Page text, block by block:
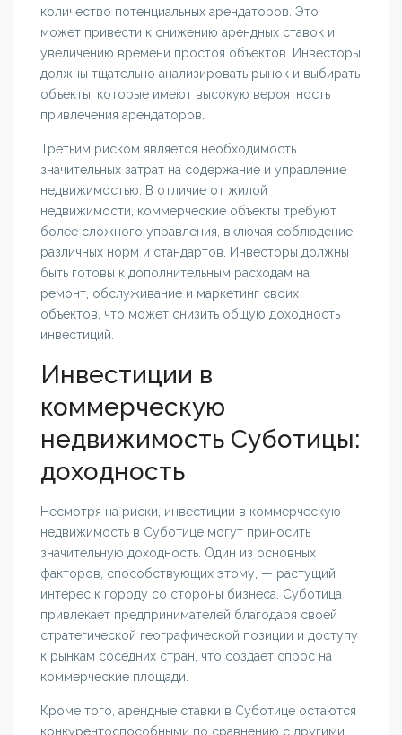
количество потенциальных арендаторов. Это
может привести к снижению арендных ставок и
увеличению времени простоя объектов. Инвесторы
должны тщательно анализировать рынок и выбирать
объекты, которые имеют высокую вероятность
привлечения арендаторов.
Третьим риском является необходимость
значительных затрат на содержание и управление
недвижимостью. В отличие от жилой
недвижимости, коммерческие объекты требуют
более сложного управления, включая соблюдение
различных норм и стандартов. Инвесторы должны
быть готовы к дополнительным расходам на
ремонт, обслуживание и маркетинг своих
объектов, что может снизить общую доходность
инвестиций.
Инвестиции в
коммерческую
недвижимость Суботицы:
доходность
Несмотря на риски, инвестиции в коммерческую
недвижимость в Суботице могут приносить
значительную доходность. Один из основных
факторов, способствующих этому, — растущий
интерес к городу со стороны бизнеса. Суботица
привлекает предпринимателей благодаря своей
стратегической географической позиции и доступу
к рынкам соседних стран, что создает спрос на
коммерческие площади.
Кроме того, арендные ставки в Суботице остаются
конкурентоспособными по сравнению с другими